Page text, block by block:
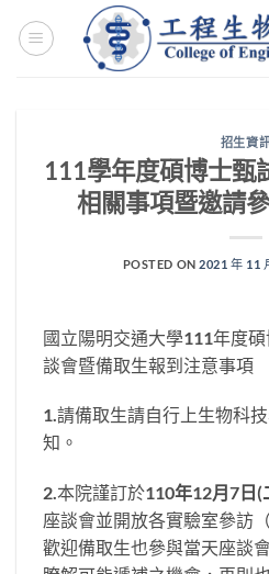
招生資
111學年度碩博士甄
相關事項暨邀請
POSTED ON2021 年 11
國立陽明交通大學111年度
談會暨備取生報到注意事項
1.請備取生請自行上生物科
知。
2.本院謹訂於110年12月7日(
座談會並開放各實驗室參訪
歡迎備取生也參與當天座談